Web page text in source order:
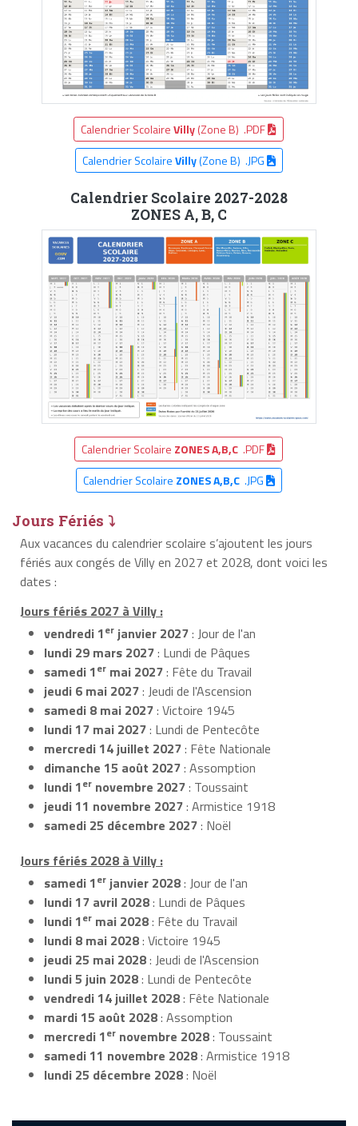
Calendrier ScolaireVilly(Zone B) .PDF
Calendrier ScolaireVilly(Zone B) .JPG
Calendrier Scolaire 2027-2028
ZONES A, B, C
Calendrier Scolaire ZONES A,B,C .PDF
Calendrier Scolaire ZONES A,B,C.JPG
Jours Fériés ⤵
Aux vacances du calendrier scolaire s’ajoutent les jours
fériés aux congés de Villy en 2027 et 2028, dont voici les
dates :
Jours fériés 2027 à Villy :
vendredi 1er janvier 2027: Jour de l'an
lundi 29 mars 2027: Lundi de Pâques
samedi 1er mai 2027: Fête du Travail
jeudi 6 mai 2027: Jeudi de l'Ascension
samedi 8 mai 2027: Victoire 1945
lundi 17 mai 2027: Lundi de Pentecôte
mercredi 14 juillet 2027: Fête Nationale
dimanche 15 août 2027: Assomption
lundi 1er novembre 2027: Toussaint
jeudi 11 novembre 2027: Armistice 1918
samedi 25 décembre 2027: Noël
Jours fériés 2028 à Villy :
samedi 1er janvier 2028: Jour de l'an
lundi 17 avril 2028: Lundi de Pâques
lundi 1er mai 2028: Fête du Travail
lundi 8 mai 2028: Victoire 1945
jeudi 25 mai 2028: Jeudi de l'Ascension
lundi 5 juin 2028: Lundi de Pentecôte
vendredi 14 juillet 2028: Fête Nationale
mardi 15 août 2028: Assomption
mercredi 1er novembre 2028: Toussaint
samedi 11 novembre 2028: Armistice 1918
lundi 25 décembre 2028: Noël